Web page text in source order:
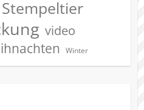
video
Winter